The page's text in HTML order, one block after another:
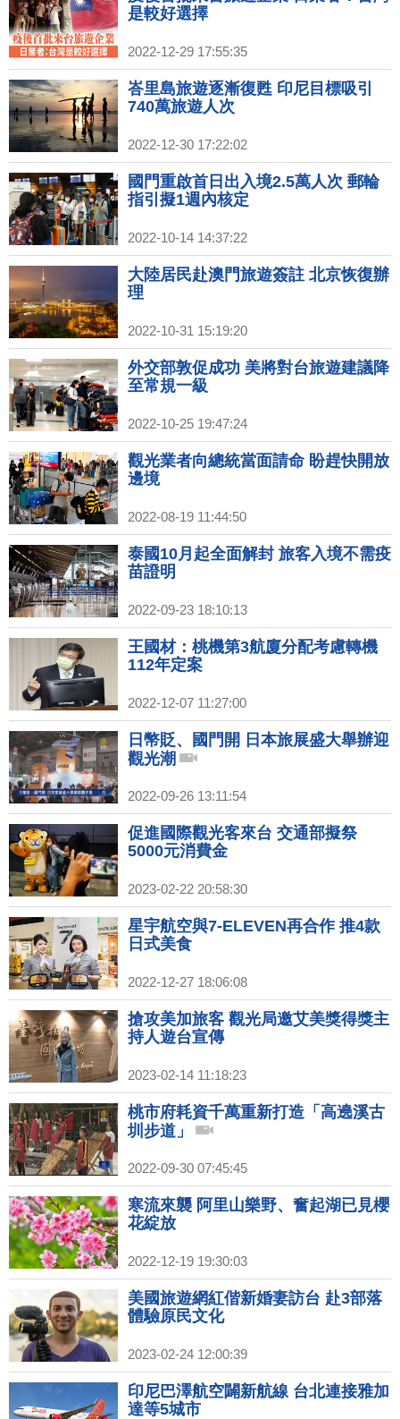
是較好選擇
2022-12-29 17:55:35
峇里島旅遊逐漸復甦 印尼目標吸引
740萬旅遊人次
2022-12-30 17:22:02
國門重啟首日出入境2.5萬人次 郵輪
指引擬1週內核定
2022-10-14 14:37:22
大陸居民赴澳門旅遊簽註 北京恢復辦
理
2022-10-31 15:19:20
外交部敦促成功 美將對台旅遊建議降
至常規一級
2022-10-25 19:47:24
觀光業者向總統當面請命 盼趕快開放
邊境
2022-08-19 11:44:50
泰國10月起全面解封 旅客入境不需疫
苗證明
2022-09-23 18:10:13
王國材：桃機第3航廈分配考慮轉機
112年定案
2022-12-07 11:27:00
日幣貶、國門開 日本旅展盛大舉辦迎
觀光潮
2022-09-26 13:11:54
促進國際觀光客來台 交通部擬祭
5000元消費金
2023-02-22 20:58:30
星宇航空與7-ELEVEN再合作 推4款
日式美食
2022-12-27 18:06:08
搶攻美加旅客 觀光局邀艾美獎得獎主
持人遊台宣傳
2023-02-14 11:18:23
桃市府耗資千萬重新打造「高遶溪古
圳步道」
2022-09-30 07:45:45
寒流來襲 阿里山樂野、奮起湖已見櫻
花綻放
2022-12-19 19:30:03
美國旅遊網紅偕新婚妻訪台 赴3部落
體驗原民文化
2023-02-24 12:00:39
印尼巴澤航空闢新航線 台北連接雅加
達等5城市